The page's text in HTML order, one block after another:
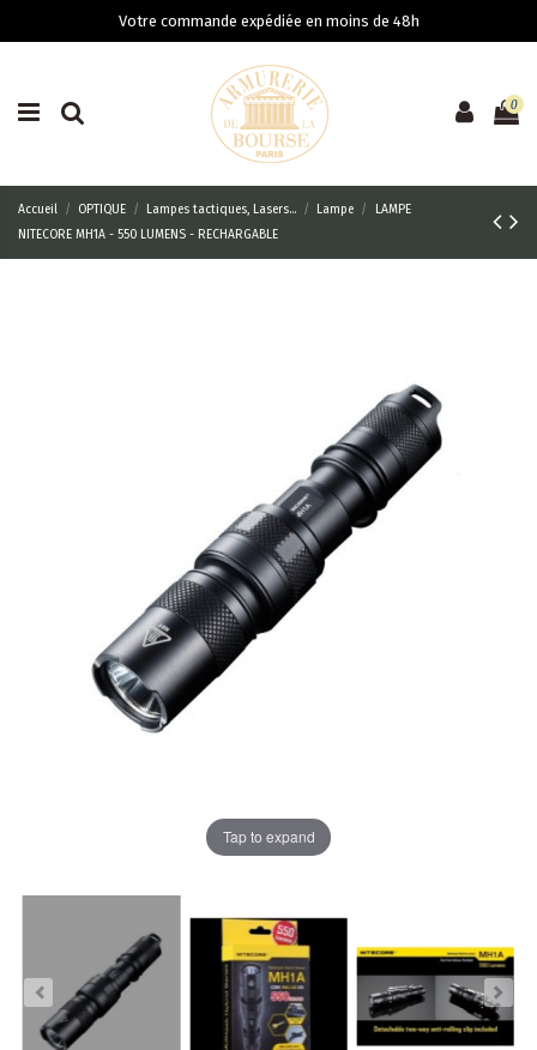
Votre commande expédiée en moins de 48h
0
Accueil OPTIQUE Lampes tactiques, Lasers... Lampe
LAMPE
NITECORE MH1A - 550 LUMENS - RECHARGABLE
Tap to expand